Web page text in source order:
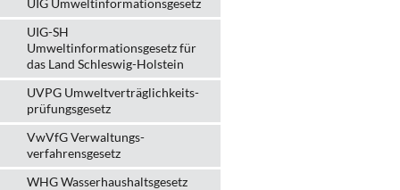
UIG Umweltinformationsgesetz
UIG-SH
Umweltinformationsgesetz für
das Land Schleswig-Holstein
UVPG Umweltverträglich­keits­
prüfungs­gesetz
VwVfG Verwaltungs­
verfahrens­gesetz
WHG Wasserhaushalts­gesetz